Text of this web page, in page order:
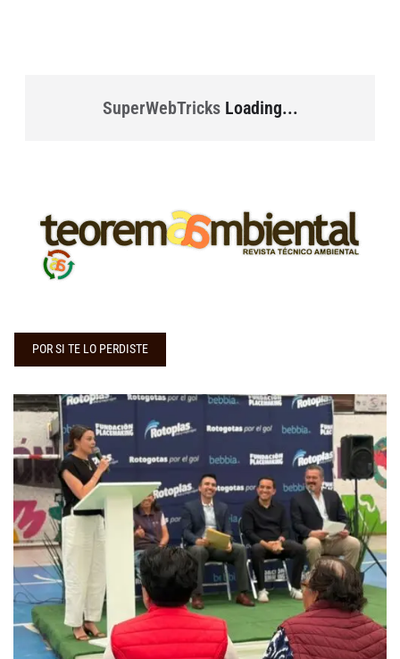
SuperWebTricksLoading...
POR SI TE LO PERDISTE